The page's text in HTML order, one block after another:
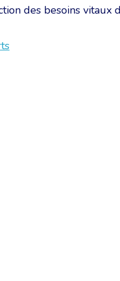
des besoins vitaux